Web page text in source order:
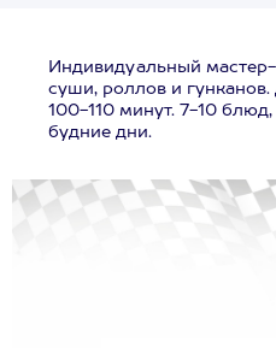
Индивидуальный
суши, роллов и гунканов.
100-110 минут. 7-10
будние дни.